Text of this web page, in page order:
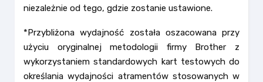
niezależnie od tego, gdzie zostanie ustawione.
*Przybliżona wydajność została oszacowana przy
użyciu oryginalnej metodologii firmy Brother z
wykorzystaniem standardowych kart testowych do
określania wydajności atramentów stosowanych w